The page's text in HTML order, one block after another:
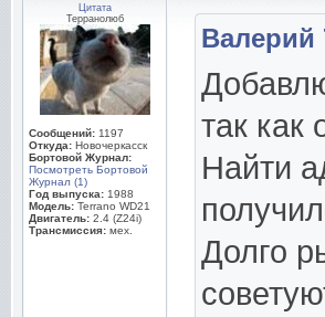
Цитата
Терранолюб
Сообщений: 1197
Откуда: Новочеркасск
Бортовой Журнал:
Посмотреть Бортовой
Журнал (1)
Год выпуска: 1988
Модель: Terrano WD21
Двигатель: 2.4 (Z24i)
Трансмиссия: мех.
Валерий
так как
Найти
Долго